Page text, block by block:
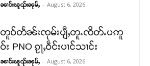
ၼၢင်းၽူၺ်းၼုမ်ႇ - August 6, 2026
တူဝ်တႅၼ်းၸုမ်းပျီႇတူႉၸိတ်ႉပဢူ
ဝ်း PNO ၵႂႃႇဝဵင်းပၢင်သၢင်း
ၼၢင်းၽူၺ်းၼုမ်ႇ - August 6, 2026